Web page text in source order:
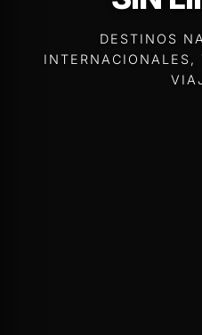
DESTINOS
INTERNACIONALES,